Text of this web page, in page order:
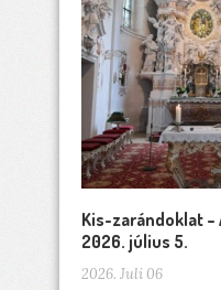
Kis-zarándoklat –
2026. július 5.
2026. Juli 06